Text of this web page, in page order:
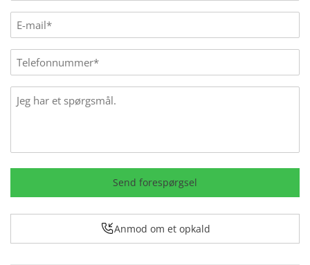
E-
mail(Påkrævet)
Phone
Message
Send forespørgsel
Anmod om et opkald